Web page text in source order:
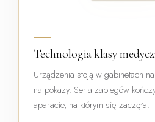
Technologia klasy
Urządzenia stoją w gabinetach
na pokazy. Seria zabiegów
aparacie, na którym się zaczęła.